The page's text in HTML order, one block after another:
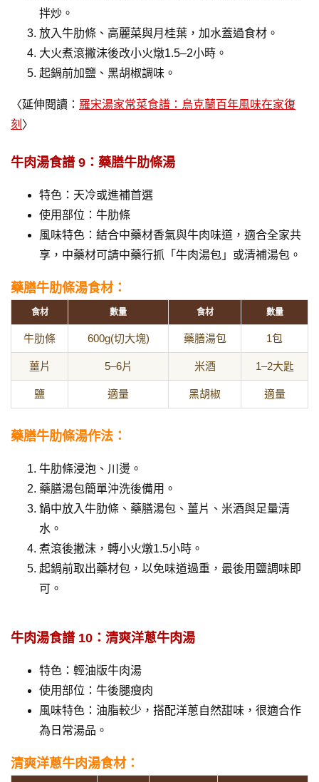
拌炒。
放入牛肋條、高麗菜與月桂葉，加水蓋過食材。
大火煮滾撇沫後改小火燉1.5–2小時。
起鍋前加鹽、黑胡椒調味。
〈延伸閱讀： 羅宋湯家常菜食譜：烏克蘭百年風味在家復
刻 〉
牛肉湯食譜 9：藥膳牛肋條湯
特色：天冷或進補首選
使用部位：牛肋條
風味特色：結合中藥材香氣與牛肉味道，適合全家共
享，中藥材可請中藥行抓「牛肉湯包」或清補湯包。
藥膳牛肋條湯食材：
食材 數量 食材 數量
牛肋條 600g(切大塊) 藥膳湯包 1包
薑片 5–6片 米酒 1–2大匙
鹽 適量 黑胡椒 適量
藥膳牛肋條湯作法：
牛肋條浸泡、川燙。
藥膳湯包簡單沖洗後備用。
鍋中放入牛肋條、藥膳湯包、薑片、米酒與足量清
水。
煮滾後撇沫，轉小火燉1.5小時。
起鍋前取出藥材包，以免味道過重，最後用鹽調味即
可。
牛肉湯食譜 10：清爽洋蔥牛肉湯
特色：輕油版牛肉湯
使用部位：牛後腿瘦肉
風味特色：油脂較少，搭配洋蔥自然甜味，很適合作
為日常湯品。
清爽洋蔥牛肉湯食材：